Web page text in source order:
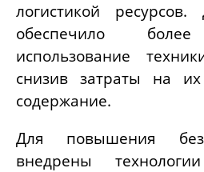
логистикой
обеспечило более
использование
снизив затраты на
содержание.
Для повышения
внедрены